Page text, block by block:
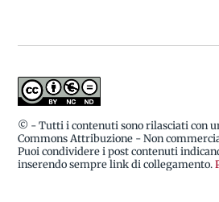
© - Tutti i contenuti sono rilasciati con
Commons Attribuzione - Non
Puoi condividere i post contenuti
inserendo sempre link di collegamento.